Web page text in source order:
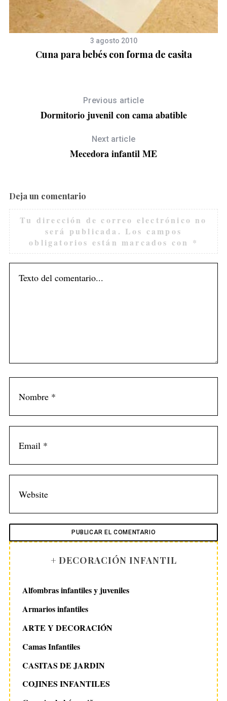
3 agosto 2010
Cuna para bebés con forma de casita
Previous article
Dormitorio juvenil con cama abatible
Next article
Mecedora infantil ME
Deja un comentario
Tu dirección de correo electrónico no
será publicada. Los campos
obligatorios están marcados con *
+ DECORACIÓN INFANTIL
Alfombras infantiles y juveniles
Armarios infantiles
ARTE Y DECORACIÓN
Camas Infantiles
CASITAS DE JARDIN
COJINES INFANTILES
r
: